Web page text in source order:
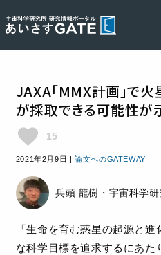
JAXA「MMX計画」で
が採取できる可能性が
favorite 15
2021年2月9日 |論文へのGATEWAY
兵頭 龍樹・宇宙科学
「生命を育む惑星の起源と
な科学目標を追求するにあた